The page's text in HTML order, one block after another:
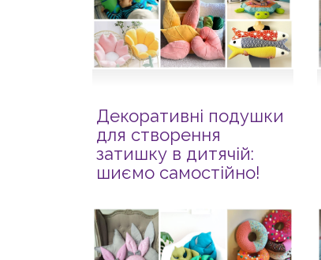
Декоративні подушки
для створення
затишку в дитячій:
шиємо самостійно!